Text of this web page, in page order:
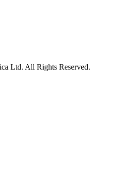
Ltd. All Rights Reserved.